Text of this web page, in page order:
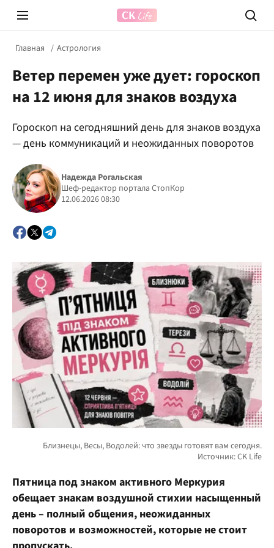
Главная Астрология
Ветер перемен уже дует: гороскоп
на 12 июня для знаков воздуха
Гороскоп на сегодняшний день для знаков воздуха
— день коммуникаций и неожиданных поворотов
Надежда Рогальская
Шеф-редактор портала СтопКор
12.06.2026 08:30
Пятница под знаком активного Меркурия
обещает знакам воздушной стихии насыщенный
день – полный общения, неожиданных
поворотов и возможностей, которые не стоит